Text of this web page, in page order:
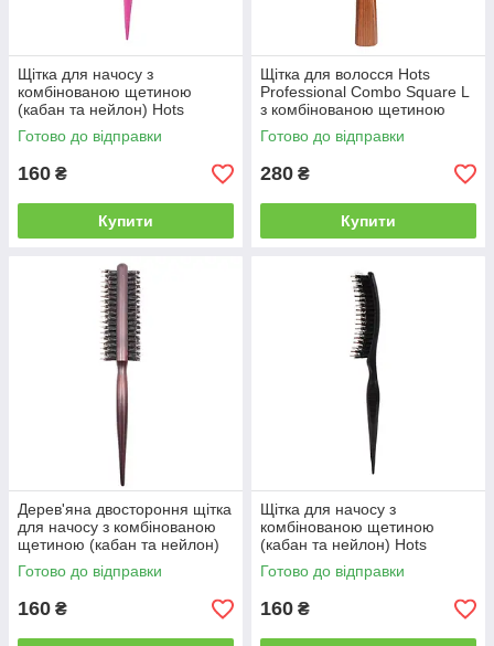
Щітка для начосу з
комбінованою щетиною
(кабан та нейлон) Hots
Professional Plastic Pink
(HP5102-PN)
Готово до відправки
160 ₴
Купити
Щітка для волосся Hots
Professional Combo Square L
з комбінованою щетиною
(HP9214)
Готово до відправки
280 ₴
Купити
Дерев'яна двостороння щітка
для начосу з комбінованою
щетиною (кабан та нейлон)
Hots Professional Brown
(HP5109)
Готово до відправки
160 ₴
Щітка для начосу з
комбінованою щетиною
(кабан та нейлон) Hots
Professional Plastic Black
(HP5102-BK)
Готово до відправки
160 ₴